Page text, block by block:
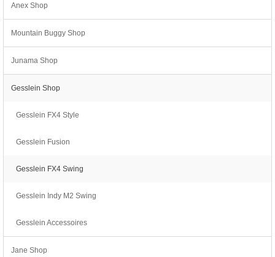
Anex Shop
Mountain Buggy Shop
Junama Shop
Gesslein Shop
Gesslein FX4 Style
Gesslein Fusion
Gesslein FX4 Swing
Gesslein Indy M2 Swing
Gesslein Accessoires
Jane Shop